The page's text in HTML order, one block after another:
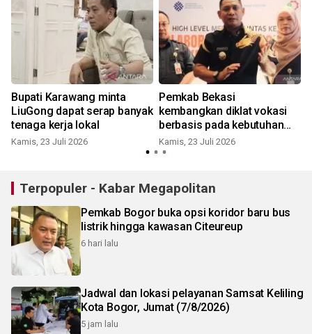
Bupati Karawang minta
LiuGong dapat serap banyak
tenaga kerja lokal
Kamis, 23 Juli 2026
Pemkab Bekasi
kembangkan diklat vokasi
berbasis pada kebutuhan
industri
Kamis, 23 Juli 2026
Terpopuler - Kabar Megapolitan
Pemkab Bogor buka opsi koridor baru bus
listrik hingga kawasan Citeureup
6 hari lalu
Jadwal dan lokasi pelayanan Samsat Keliling
Kota Bogor, Jumat (7/8/2026)
5 jam lalu